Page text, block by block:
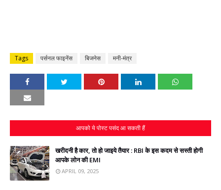
Tags पर्सनल फाइनेंस बिजनेस मनी-मंत्र
आपको ये पोस्ट पसंद आ सकती हैं
खरीदनी है कार, तो हो जाइये तैयार : RBI के इस कदम से सस्‍ती होगी
आपके लोन की EMI
APRIL 09, 2025